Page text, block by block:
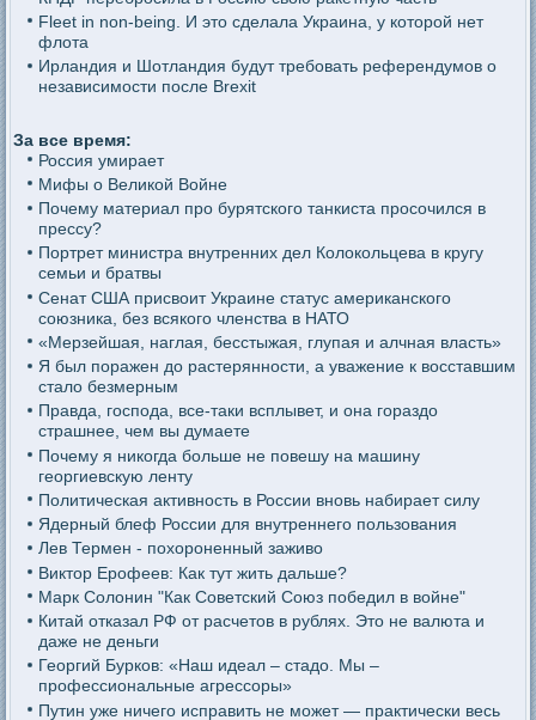
Fleet in non-being. И это сделала Украина, у которой нет
флота
Ирландия и Шотландия будут требовать референдумов о
независимости после Brexit
За все время:
Россия умирает
Мифы о Великой Войне
Почему материал про бурятского танкиста просочился в
прессу?
Портрет министра внутренних дел Колокольцева в кругу
семьи и братвы
Сенат США присвоит Украине статус американского
союзника, без всякого членства в НАТО
«Мерзейшая, наглая, бесстыжая, глупая и алчная власть»
Я был поражен до растерянности, а уважение к восставшим
стало безмерным
Правда, господа, все-таки всплывет, и она гораздо
страшнее, чем вы думаете
Почему я никогда больше не повешу на машину
георгиевскую ленту
Политическая активность в России вновь набирает силу
Ядерный блеф России для внутреннего пользования
Лев Термен - похороненный заживо
Виктор Ерофеев: Как тут жить дальше?
Марк Солонин "Как Советский Союз победил в войне"
Китай отказал РФ от расчетов в рублях. Это не валюта и
даже не деньги
Георгий Бурков: «Наш идеал – стадо. Мы –
профессиональные агрессоры»
Путин уже ничего исправить не может — практически весь